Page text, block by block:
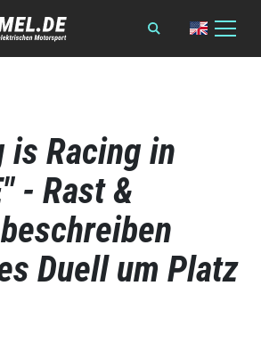
is Racing in
- Rast &
Duell um Platz